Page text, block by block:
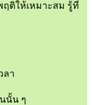
ติให้เหมาะสม รู้ที่
ลา
นั้น ๆ